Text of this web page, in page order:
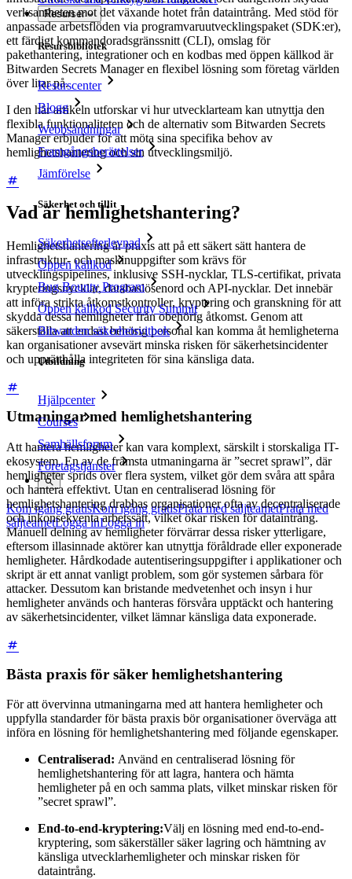
Resurser
Resursbibliotek
Resurscenter
Blogg
Webbsändningar
Framgångsberättelser
Jämförelse
Säkerhet och tillit
Säkerhetsefterlevnad
Öppen källkod
Bug Bounty Program
Öppen källkod Security Summit
Bitwarden säkerhetsvitbok
Utbildning
Hjälpcenter
Courses
Samhällsforum
Företagstjänster
Kom igång gratisKom igång gratisPrata med säljteametPrata med
säljteametLogga inLogga in
verksamheten mot det växande hotet från dataintrång. Med stöd för
anpassade arbetsflöden via programvaruutvecklingspaket (SDK:er),
ett färdigt kommandoradsgränssnitt (CLI), omslag för
pakethantering, integrationer och en kodbas med öppen källkod är
Bitwarden Secrets Manager en flexibel lösning som företag världen
över litar på.
I den här artikeln utforskar vi hur utvecklarteam kan utnyttja den
flexibla funktionaliteten och de alternativ som Bitwarden Secrets
Manager erbjuder för att möta sina specifika behov av
hemlighetshantering och sin utvecklingsmiljö.
Vad är hemlighetshantering?
Hemlighetshantering är praxis att på ett säkert sätt hantera de
infrastruktur- och maskinuppgifter som krävs för
utvecklingspipelines, inklusive SSH-nycklar, TLS-certifikat, privata
krypteringsnycklar, databaslösenord och API-nycklar. Det innebär
att införa strikta åtkomstkontroller, kryptering och granskning för att
skydda dessa hemligheter från obehörig åtkomst. Genom att
säkerställa att endast behörig personal kan komma åt hemligheterna
kan organisationer avsevärt minska risken för säkerhetsincidenter
och upprätthålla integriteten för sina känsliga data.
Utmaningar med hemlighetshantering
Att hantera hemligheter kan vara komplext, särskilt i storskaliga IT-
ekosystem. En av de främsta utmaningarna är ”secret sprawl”, där
hemligheter sprids över flera system, vilket gör dem svåra att spåra
och hantera effektivt. Utan en centraliserad lösning för
hemlighetshantering drabbas organisationer ofta av decentraliserade
och inkonsekventa arbetssätt, vilket ökar risken för dataintrång.
Manuell delning av hemligheter förvärrar dessa risker ytterligare,
eftersom illasinnade aktörer kan utnyttja föråldrade eller exponerade
hemligheter. Hårdkodade autentiseringsuppgifter i applikationer och
skript är ett annat vanligt problem, som gör systemen sårbara för
attacker. Dessutom kan bristande medvetenhet och insyn i hur
hemligheter används och hanteras försvåra upptäckt och hantering
av säkerhetsincidenter, vilket lämnar känsliga data exponerade.
Bästa praxis för säker hemlighetshantering
För att övervinna utmaningarna med att hantera hemligheter och
uppfylla standarder för bästa praxis bör organisationer överväga att
införa en lösning för hemlighetshantering med följande egenskaper.
Centraliserad: Använd en centraliserad lösning för
hemlighetshantering för att lagra, hantera och hämta
hemligheter på en och samma plats, vilket minskar risken för
”secret sprawl”.
End-to-end-kryptering:Välj en lösning med end-to-end-
kryptering, som säkerställer säker lagring och hämtning av
känsliga utvecklarhemligheter och minskar risken för
dataintrång.